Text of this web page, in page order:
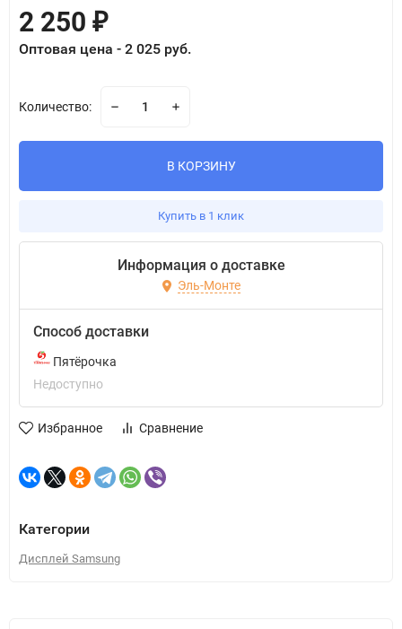
2 250 ₽
Оптовая цена - 2 025 руб.
Количество:
В КОРЗИНУ
Купить в 1 клик
Информация о доставке
Эль-Монте
Способ доставки
Пятёрочка
Недоступно
Избранное Сравнение
Категории
Дисплей Samsung